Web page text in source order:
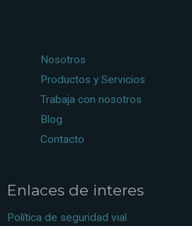
Nosotros
Productos y Servicios
Trabaja con nosotros
Blog
Contacto
Enlaces de interes
Política de seguridad vial